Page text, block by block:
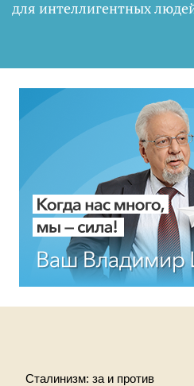
для интеллигентных
Сталинизм: за и против